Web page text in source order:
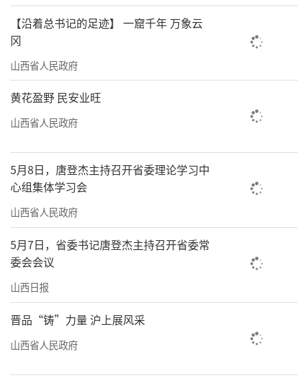
【沿着总书记的足迹】 一窟千年 万象云
冈
山西省人民政府
黄花盈野 民安业旺
山西省人民政府
5月8日，唐登杰主持召开省委理论学习中
心组集体学习会
山西省人民政府
5月7日，省委书记唐登杰主持召开省委常
委会会议
山西日报
晋品“铸”力量 沪上展风采
山西省人民政府